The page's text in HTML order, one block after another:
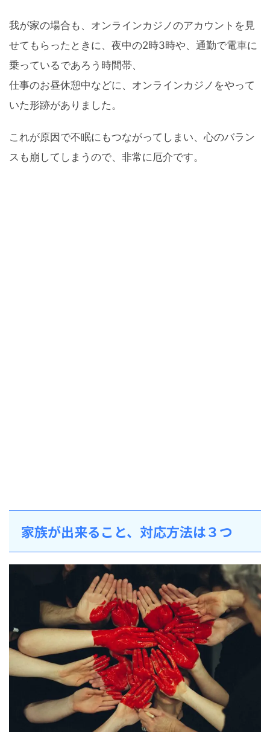
我が家の場合も、オンラインカジノのアカウントを見
せてもらったときに、夜中の2時3時や、通勤で電車に
乗っているであろう時間帯、
仕事のお昼休憩中などに、オンラインカジノをやって
いた形跡がありました。
これが原因で不眠にもつながってしまい、心のバラン
スも崩してしまうので、非常に厄介です。
家族が出来ること、対応方法は３つ